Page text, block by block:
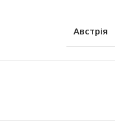
Австрія